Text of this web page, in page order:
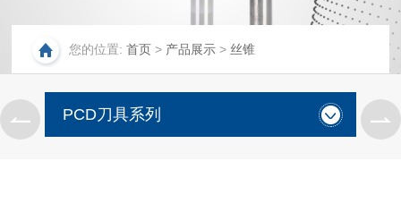
生产场景
您的位置:首页 > 产品展示> 丝锥
PCD刀具系列 合